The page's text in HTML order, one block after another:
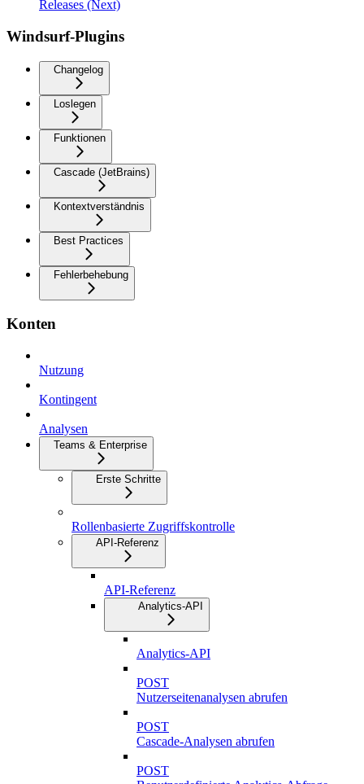
Releases (Next)
Windsurf-Plugins
Changelog
Loslegen
Funktionen
Cascade (JetBrains)
Kontextverständnis
Best Practices
Fehlerbehebung
Konten
Nutzung
Kontingent
Analysen
Teams & Enterprise
Erste Schritte
Rollenbasierte Zugriffskontrolle
API-Referenz
API-Referenz
Analytics-API
Analytics-API
POST
Nutzerseitenanalysen abrufen
POST
Cascade-Analysen abrufen
POST